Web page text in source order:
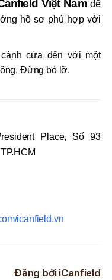
Việt Namđể
hồ sơ phù hợp với
cửa đến với một
Đừng bỏ lỡ.
Place, Số 93
icanfield.vn
Đăng bởi iCanfield